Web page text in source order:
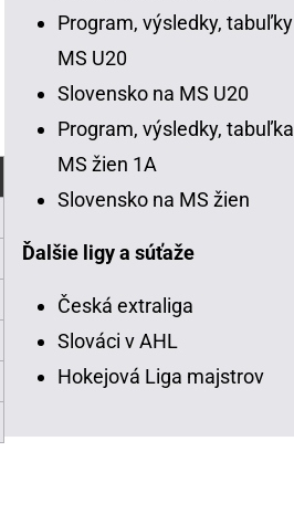
Program, výsledky, tabuľky
MS U20
Slovensko na MS U20
Program, výsledky, tabuľka
MS žien 1A
Slovensko na MS žien
Ďalšie ligy a súťaže
Česká extraliga
Slováci v AHL
Hokejová Liga majstrov